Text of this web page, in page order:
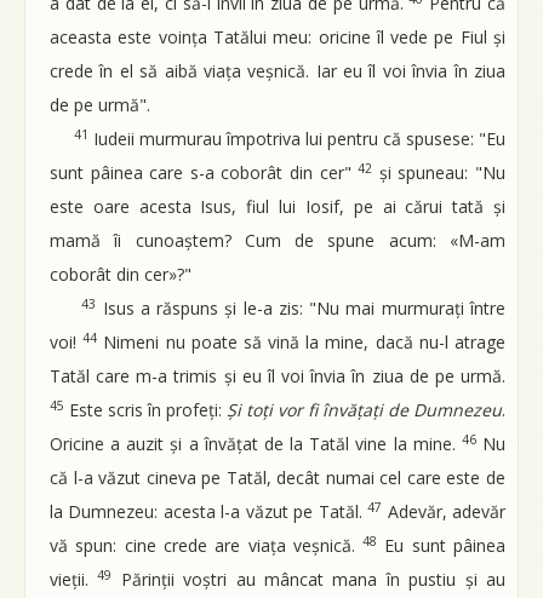
aceasta este voința Tatălui meu: oricine îl vede pe Fiul și
crede în el să aibă viața veșnică. Iar eu îl voi învia în ziua
de pe urmă".
41 Iudeii murmurau împotriva lui pentru că spusese: "Eu
sunt pâinea care s-a coborât din cer"42 și spuneau: "Nu
este oare acesta Isus, fiul lui Iosif, pe ai cărui tată și
mamă îi cunoaștem? Cum de spune acum: «M-am
coborât din cer»?"
43 Isus a răspuns și le-a zis: "Nu mai murmurați între
voi!44 Nimeni nu poate să vină la mine, dacă nu-l atrage
Tatăl care m-a trimis și eu îl voi învia în ziua de pe urmă.
45 Este scris în profeți: Și toți vor fi învățați de Dumnezeu.
Oricine a auzit și a învățat de la Tatăl vine la mine. 46Nu
că l-a văzut cineva pe Tatăl, decât numai cel care este de
la Dumnezeu: acesta l-a văzut pe Tatăl.47 Adevăr, adevăr
vă spun: cine crede are viața veșnică.48 Eu sunt pâinea
vieții.49
Părinții voștri au mâncat mana în pustiu și au